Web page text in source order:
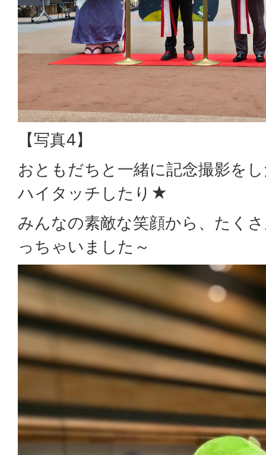
【写真4】
おともだちと一緒に記念撮影を
ハイタッチしたり★
みんなの素敵な笑顔から、たく
っちゃいました～